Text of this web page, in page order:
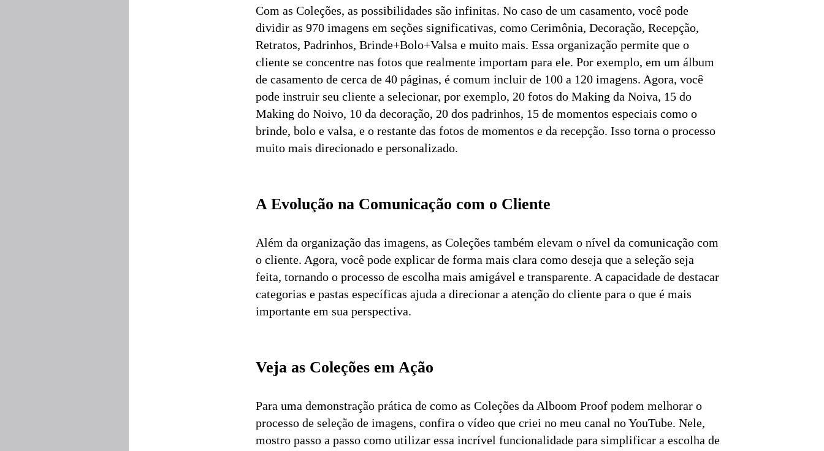
Com as Coleções, as possibilidades são infinitas. No caso de um casamento, você pode
dividir as 970 imagens em seções significativas, como Cerimônia, Decoração, Recepção,
Retratos, Padrinhos, Brinde+Bolo+Valsa e muito mais. Essa organização permite que o
cliente se concentre nas fotos que realmente importam para ele. Por exemplo, em um álbum
de casamento de cerca de 40 páginas, é comum incluir de 100 a 120 imagens. Agora, você
pode instruir seu cliente a selecionar, por exemplo, 20 fotos do Making da Noiva, 15 do
Making do Noivo, 10 da decoração, 20 dos padrinhos, 15 de momentos especiais como o
brinde, bolo e valsa, e o restante das fotos de momentos e da recepção. Isso torna o processo
muito mais direcionado e personalizado.
A Evolução na Comunicação com o Cliente
Além da organização das imagens, as Coleções também elevam o nível da comunicação com
o cliente. Agora, você pode explicar de forma mais clara como deseja que a seleção seja
feita, tornando o processo de escolha mais amigável e transparente. A capacidade de destacar
categorias e pastas específicas ajuda a direcionar a atenção do cliente para o que é mais
importante em sua perspectiva.
Veja as Coleções em Ação
Para uma demonstração prática de como as Coleções da Alboom Proof podem melhorar o
processo de seleção de imagens, confira o vídeo que criei no meu canal no YouTube. Nele,
mostro passo a passo como utilizar essa incrível funcionalidade para simplificar a escolha de